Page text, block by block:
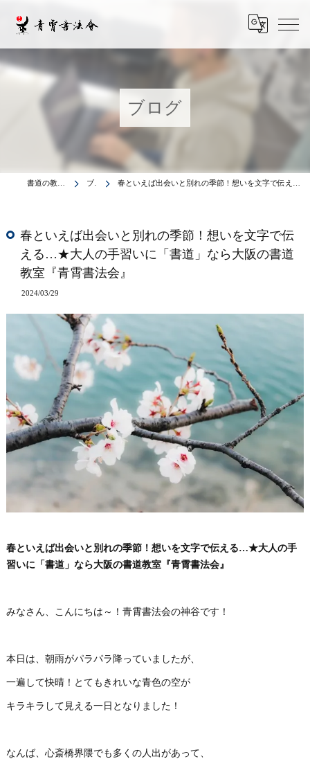
ブログ
書道の教室は青霄書法会 ブログ 春といえば出会いと別れの季節！想いを文字で伝える…★大人の手習いに「書道」なら大阪の書道教室『青霄書法会』
春といえば出会いと別れの季節！想いを文字で伝
える…★大人の手習いに「書道」なら大阪の書道
教室『青霄書法会』
2024/03/29
春といえば出会いと別れの季節！想いを文字で伝える…★大人の手
習いに「書道」なら大阪の書道教室『青霄書法会』
みなさん、こんにちは～！青霄書法会の神谷です！
本日は、朝雨がパラパラ降っていましたが、
一遍して快晴！とてもきれいな青色の空が
キラキラして見える一日となりました！
なんば、心斎橋界隈でも多くの人出があって、